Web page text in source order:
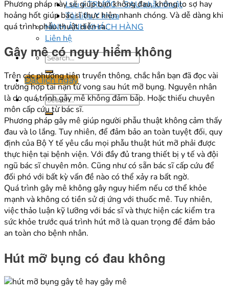
Lưu ý TRƯỚC - SAU phẫu thuật
Tài liệu Y khoa
HÌNH ẢNH KHÁCH HÀNG
Liên hệ
Đặt lịch ngay
Phương pháp này sẽ giúp bạn không đau, không lo sợ hay
hoảng hốt giúp bác sĩ thực hiện nhanh chóng. Và dễ dàng khi
quá trình phẫu thuật diễn ra.
Gây mê có nguy hiểm không
Trên các phương tiện truyền thông, chắc hẳn bạn đã đọc vài
trường hợp tai nạn tử vong sau hút mỡ bụng. Nguyên nhân
là do quá trình gây mê không đảm bảo. Hoặc thiếu chuyên
môn cấp cứu từ bác sĩ.
Phương pháp gây mê giúp người phẫu thuật không cảm thấy
đau và lo lắng. Tuy nhiên, để đảm bảo an toàn tuyệt đối, quy
định của Bộ Y tế yêu cầu mọi phẫu thuật hút mỡ phải được
thực hiện tại bệnh viện. Với đầy đủ trang thiết bị y tế và đội
ngũ bác sĩ chuyên môn. Cũng như có sẵn bác sĩ cấp cứu để
đối phó với bất kỳ vấn đề nào có thể xảy ra bất ngờ.
Quá trình gây mê không gây nguy hiểm nếu cơ thể khỏe
mạnh và không có tiền sử dị ứng với thuốc mê. Tuy nhiên,
việc thảo luận kỹ lưỡng với bác sĩ và thực hiện các kiểm tra
sức khỏe trước quá trình hút mỡ là quan trọng để đảm bảo
an toàn cho bệnh nhân.
Hút mỡ bụng có đau không